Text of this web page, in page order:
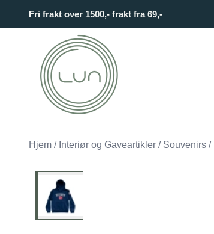
Fri frakt over 1500,- frakt fra 69,-
Hjem / Interiør og Gaveartikler / Souvenirs /